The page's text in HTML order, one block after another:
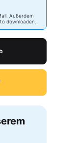
Außerdem
downloaden.